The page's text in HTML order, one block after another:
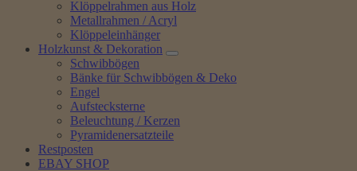
Klöppelrahmen aus Holz
Metallrahmen / Acryl
Klöppeleinhänger
Holzkunst & Dekoration
Schwibbögen
Bänke für Schwibbögen & Deko
Engel
Aufstecksterne
Beleuchtung / Kerzen
Pyramidenersatzteile
Restposten
EBAY SHOP